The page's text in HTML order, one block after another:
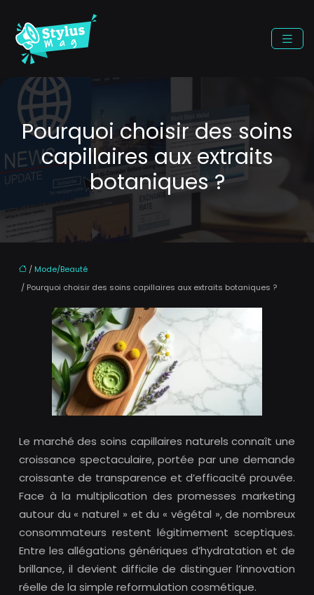
Pourquoi choisir des soins
capillaires aux extraits
botaniques ?
/ Mode/Beauté
/ Pourquoi choisir des soins capillaires aux extraits botaniques ?
Le marché des soins capillaires naturels connaît une
croissance spectaculaire, portée par une demande
croissante de transparence et d’efficacité prouvée.
Face à la multiplication des promesses marketing
autour du « naturel » et du « végétal », de nombreux
consommateurs restent légitimement sceptiques.
Entre les allégations génériques d’hydratation et de
brillance, il devient difficile de distinguer l’innovation
réelle de la simple reformulation cosmétique.